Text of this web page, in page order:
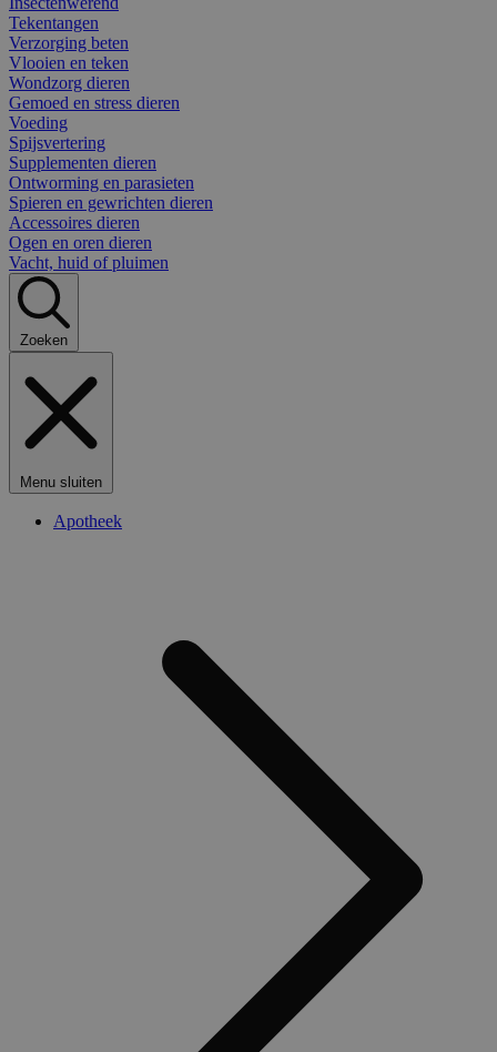
Tekentangen
Verzorging beten
Vlooien en teken
Wondzorg dieren
Gemoed en stress dieren
Voeding
Spijsvertering
Supplementen dieren
Ontworming en parasieten
Spieren en gewrichten dieren
Accessoires dieren
Ogen en oren dieren
Vacht, huid of pluimen
Zoeken
Menu sluiten
Apotheek